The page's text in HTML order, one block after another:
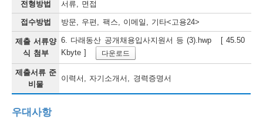
전형방법 서류, 면접
접수방법 방문, 우편, 팩스, 이메일, 기타<고용24>
제출 서류양
식 첨부
6. 다래동산 공개채용입사지원서 등 (3).hwp [ 45.50
Kbyte ]
다운로드
제출서류 준
비물
이력서, 자기소개서, 경력증명서
우대사항